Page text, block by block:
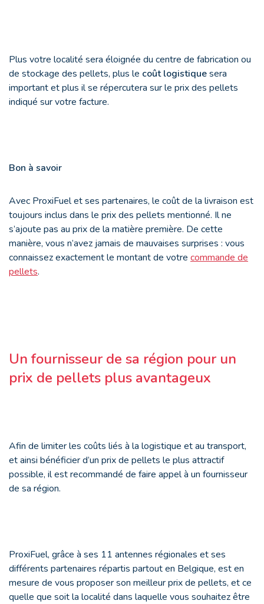
Plus votre localité sera éloignée du centre de fabrication ou
de stockage des pellets, plus le coût logistiquesera
important et plus il se répercutera sur le prix des pellets
indiqué sur votre facture.
Bon à savoir
Avec ProxiFuel et ses partenaires, le coût de la livraison est
toujours inclus dans le prix des pellets mentionné. Il ne
s’ajoute pas au prix de la matière première. De cette
manière, vous n’avez jamais de mauvaises surprises : vous
connaissez exactement le montant de votre commande de
pellets.
Un fournisseur de sa région pour un
prix de pellets plus avantageux
Afin de limiter les coûts liés à la logistique et au transport,
et ainsi bénéficier d’un prix de pellets le plus attractif
possible, il est recommandé de faire appel à un fournisseur
de sa région.
ProxiFuel, grâce à ses 11 antennes régionales et ses
différents partenaires répartis partout en Belgique, est en
mesure de vous proposer son meilleur prix de pellets, et ce
quelle que soit la localité dans laquelle vous souhaitez être